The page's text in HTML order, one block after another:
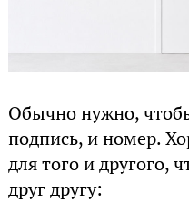
Обычно нужно,
подпись, и номер.
для того и другого,
друг другу: